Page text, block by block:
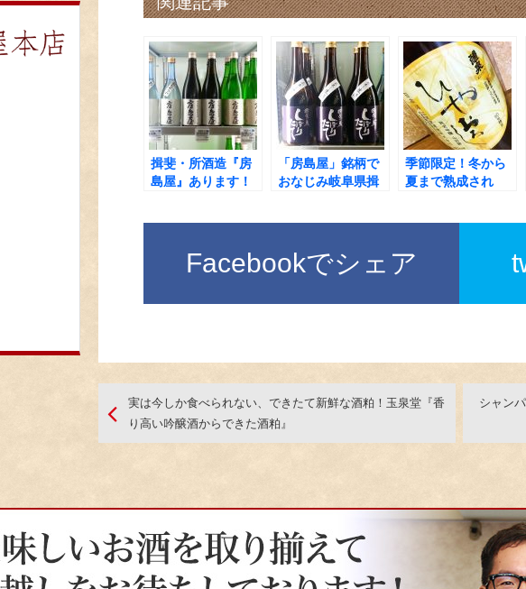
揖斐・所酒造『房
島屋』あります！
「房島屋」銘柄で
おなじみ岐阜県揖
季節限定！冬から
夏まで熟成され
の逸品『醴泉 ひや
Facebookでシェア
実は今しか食べられない、できたて新鮮な酒粕！玉泉堂『香
り高い吟醸酒からできた酒粕』
シャン